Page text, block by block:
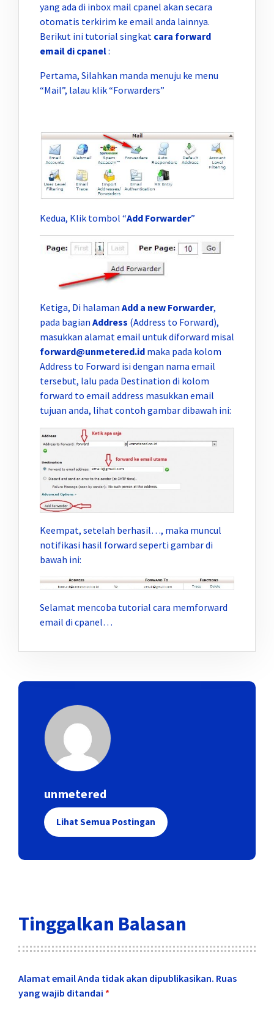
yang ada di inbox mail cpanel akan secara
otomatis terkirim ke email anda lainnya.
Berikut ini tutorial singkat cara forward
email di cpanel:
Pertama, Silahkan manda menuju ke menu
“Mail”, lalau klik “Forwarders”
Kedua, Klik tombol “Add Forwarder”
Ketiga, Di halaman Add a new Forwarder,
pada bagian Address (Address to Forward),
masukkan alamat email untuk diforward misal
forward@unmetered.id maka pada kolom
Address to Forward isi dengan nama email
tersebut, lalu pada Destination di kolom
forward to email address masukkan email
tujuan anda, lihat contoh gambar dibawah ini:
Keempat, setelah berhasil…, maka muncul
notifikasi hasil forward seperti gambar di
bawah ini:
Selamat mencoba tutorial cara memforward
email di cpanel…
unmetered
Lihat Semua Postingan
Tinggalkan Balasan
Alamat email Anda tidak akan dipublikasikan. Ruas
yang wajib ditandai *